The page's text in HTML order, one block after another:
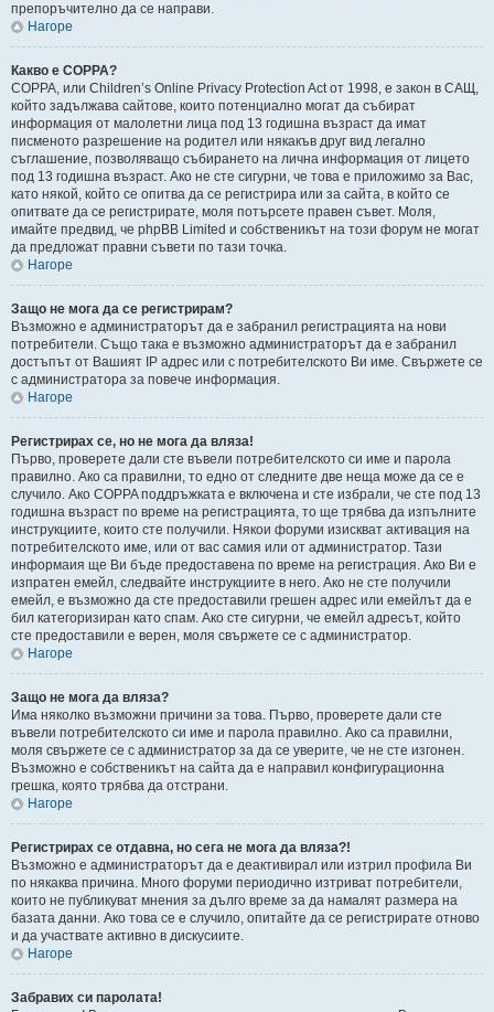
препоръчително да се направи.
Нагоре
Какво е COPPA?
COPPA, или Children’s Online Privacy Protection Act от 1998, е закон в САЩ,
който задължава сайтове, които потенциално могат да събират
информация от малолетни лица под 13 годишна възраст да имат
писменото разрешение на родител или някакъв друг вид легално
съглашение, позволяващо събирането на лична информация от лицето
под 13 годишна възраст. Ако не сте сигурни, че това е приложимо за Вас,
като някой, който се опитва да се регистрира или за сайта, в който се
опитвате да се регистрирате, моля потърсете правен съвет. Моля,
имайте предвид, че phpBB Limited и собственикът на този форум не могат
да предложат правни съвети по тази точка.
Нагоре
Защо не мога да се регистрирам?
Възможно е администраторът да е забранил регистрацията на нови
потребители. Също така е възможно администраторът да е забранил
достъпът от Вашият IP адрес или с потребителското Ви име. Свържете се
с администратора за повече информация.
Нагоре
Регистрирах се, но не мога да вляза!
Първо, проверете дали сте въвели потребителското си име и парола
правилно. Ако са правилни, то едно от следните две неща може да се е
случило. Ако COPPA поддръжката е включена и сте избрали, че сте под 13
годишна възраст по време на регистрацията, то ще трябва да изпълните
инструкциите, които сте получили. Някои форуми изискват активация на
потребителското име, или от вас самия или от администратор. Тази
информаия ще Ви бъде предоставена по време на регистрация. Ако Ви е
изпратен емейл, следвайте инструкциите в него. Ако не сте получили
емейл, е възможно да сте предоставили грешен адрес или емейлът да е
бил категоризиран като спам. Ако сте сигурни, че емейл адресът, който
сте предоставили е верен, моля свържете се с администратор.
Нагоре
Защо не мога да вляза?
Има няколко възможни причини за това. Първо, проверете дали сте
въвели потребителското си име и парола правилно. Ако са правилни,
моля свържете се с администратор за да се уверите, че не сте изгонен.
Възможно е собственикът на сайта да е направил конфигурационна
грешка, която трябва да отстрани.
Нагоре
Регистрирах се отдавна, но сега не мога да вляза?!
Възможно е администраторът да е деактивирал или изтрил профила Ви
по някаква причина. Много форуми периодично изтриват потребители,
които не публикуват мнения за дълго време за да намалят размера на
базата данни. Ако това се е случило, опитайте да се регистрирате отново
и да участвате активно в дискусиите.
Нагоре
Забравих си паролата!